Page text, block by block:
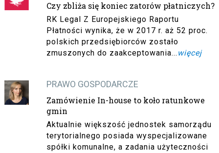
Czy zbliża się koniec zatorów płatniczych?
RK Legal Z Europejskiego Raportu
Płatności wynika, że w 2017 r. aż 52 proc.
polskich przedsiębiorców zostało
zmuszonych do zaakceptowania... więcej
PRAWO GOSPODARCZE
Zamówienie In-house to koło ratunkowe
gmin
Aktualnie większość jednostek samorządu
terytorialnego posiada wyspecjalizowane
spółki komunalne, a zadania użyteczności